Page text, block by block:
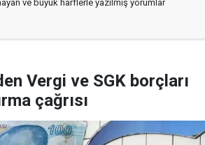
ve büyük harflerle yazılmış yorumlar
Vergi ve SGK borçları
çağrısı